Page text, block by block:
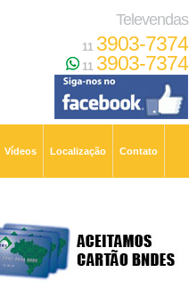
Televendas
11 3903-7374
11 3903-7374
Vídeos Localização Contato